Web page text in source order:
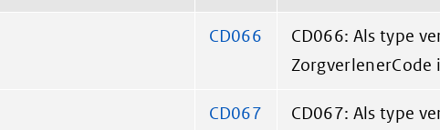
CD066
CD066: Als type
ZorgverlenerCode
CD067
CD067: Als type